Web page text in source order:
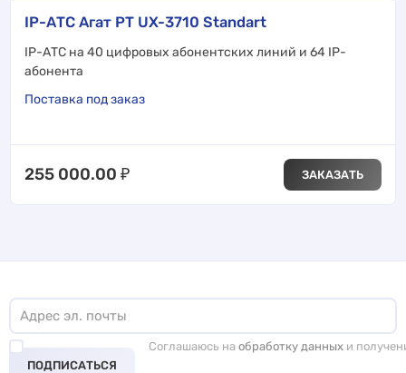
IP-АТС Агат РТ UX-3710 Standart
IP-АТС на 40 цифровых абонентских линий и 64 IP-
абонента
Поставка под заказ
255 000.00 ₽ ЗАКАЗАТЬ
ПОДПИСАТЬСЯ
Соглашаюсь на обработку данных и